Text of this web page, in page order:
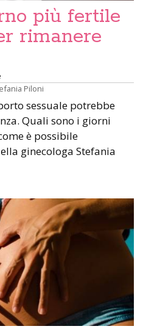
più fertile
rimanere
Piloni
sessuale potrebbe
Quali sono i giorni
è possibile
ginecologa Stefania